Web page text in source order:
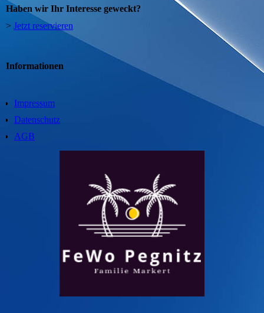
Haben wir Ihr Interesse geweckt?
> Jetzt reservieren
Informationen
Impressum
Datenschutz
AGB